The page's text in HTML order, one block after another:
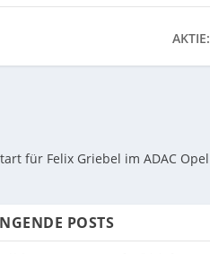
AKTIE:
für Felix Griebel im ADAC Opel
POSTS